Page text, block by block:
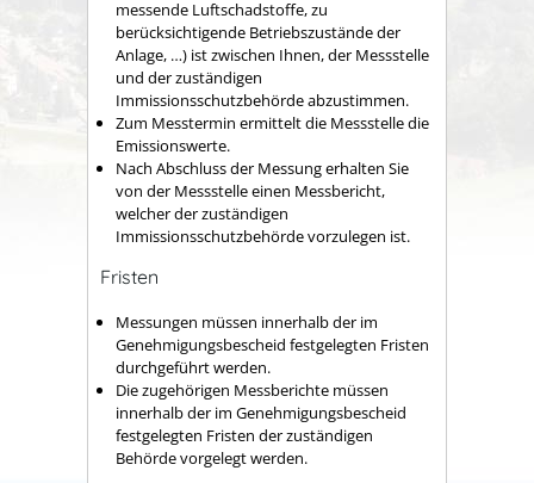
messende Luftschadstoffe, zu
berücksichtigende Betriebszustände der
Anlage, …) ist zwischen Ihnen, der Messstelle
und der zuständigen
Immissionsschutzbehörde abzustimmen.
Zum Messtermin ermittelt die Messstelle die
Emissionswerte.
Nach Abschluss der Messung erhalten Sie
von der Messstelle einen Messbericht,
welcher der zuständigen
Immissionsschutzbehörde vorzulegen ist.
Fristen
Messungen müssen innerhalb der im
Genehmigungsbescheid festgelegten Fristen
durchgeführt werden.
Die zugehörigen Messberichte müssen
innerhalb der im Genehmigungsbescheid
festgelegten Fristen der zuständigen
Behörde vorgelegt werden.